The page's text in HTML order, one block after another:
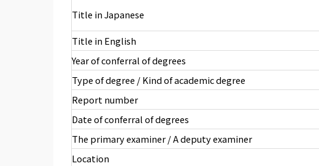
Title in Japanese
Title in English
Year of conferral of degrees
Type of degree / Kind of academic degree
Report number
Date of conferral of degrees
The primary examiner / A deputy examiner
Location